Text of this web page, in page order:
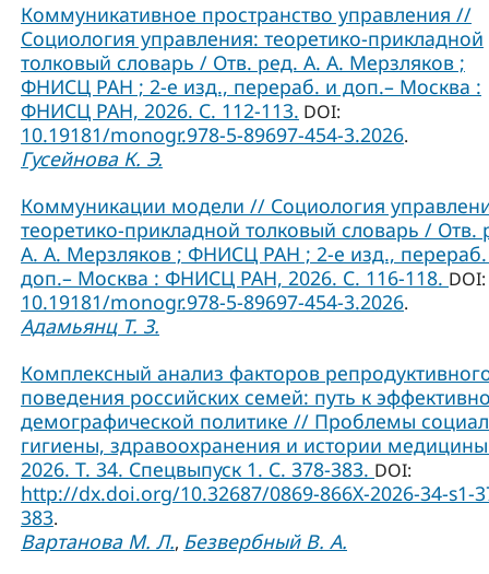
Коммуникативное пространство управления //
Социология управления: теоретико-прикладной
толковый словарь / Отв. ред. А. А. Мерзляков ;
ФНИСЦ РАН ; 2-е изд., перераб. и доп.– Москва :
ФНИСЦ РАН, 2026. С. 112-113. DOI:
10.19181/monogr.978-5-89697-454-3.2026.
Гусейнова К. Э.
Коммуникации модели // Социология
теоретико-прикладной толковый словарь / Отв.
А. А. Мерзляков ; ФНИСЦ РАН ; 2-е изд.,
доп.– Москва : ФНИСЦ РАН, 2026. С. 116-118. DOI:
10.19181/monogr.978-5-89697-454-3.2026.
Адамьянц Т. З.
Комплексный анализ факторов
поведения российских семей: путь к
демографической политике // Проблемы
гигиены, здравоохранения и истории
2026. Т. 34. Спецвыпуск 1. С. 378-383. DOI:
http://dx.doi.org/10.32687/0869-866X-2026-34-s1-
383.
Вартанова М. Л., Безвербный В. А.